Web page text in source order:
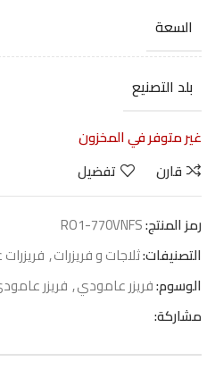
السعة
بلد التصنيع
غير متوفر في المخزون
قارن
تفضيل
رمز المنتج:RO1-770VNFS
التصنيفات:ثلاجات و فريزرات,
الوسوم:فريزر عامودي, فريزر
مشاركة: